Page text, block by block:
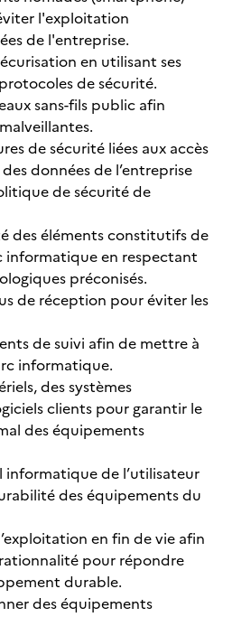
l'exploitation
de l'entreprise.
en utilisant ses
de sécurité.
sans-fils public afin
de sécurité liées aux accès
données de l’entreprise
de sécurité de
des éléments constitutifs de
informatique en respectant
préconisés.
de réception pour éviter les
de suivi afin de mettre à
informatique.
des systèmes
clients pour garantir le
des équipements
informatique de l’utilisateur
des équipements du
en fin de vie afin
pour répondre
durable.
des équipements